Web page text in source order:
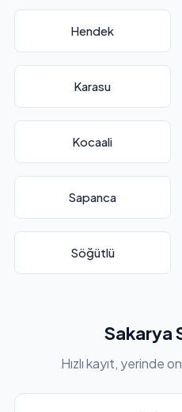
Hendek
Karasu
Kocaali
Sapanca
Söğütlü
Sakarya
Hızlı kayıt, yerinde